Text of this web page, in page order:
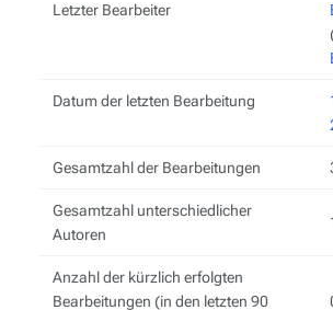
Letzter Bearbeiter
Datum der letzten Bearbeitung
Gesamtzahl der Bearbeitungen
Gesamtzahl unterschiedlicher
Autoren
Anzahl der kürzlich erfolgten
Bearbeitungen (in den letzten 90